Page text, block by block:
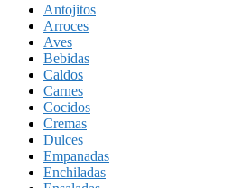
Antojitos
Arroces
Aves
Bebidas
Caldos
Carnes
Cocidos
Cremas
Dulces
Empanadas
Enchiladas